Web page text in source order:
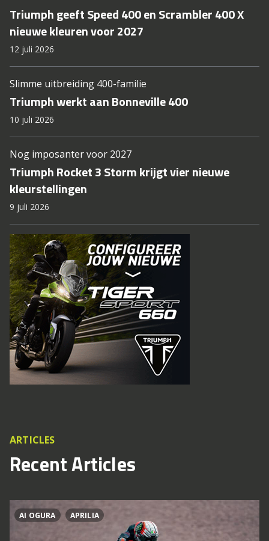
Triumph geeft Speed 400 en Scrambler 400 X
nieuwe kleuren voor 2027
12 juli 2026
Slimme uitbreiding 400-familie
Triumph werkt aan Bonneville 400
10 juli 2026
Nog imposanter voor 2027
Triumph Rocket 3 Storm krijgt vier nieuwe
kleurstellingen
9 juli 2026
ARTICLES
Recent Articles
AI OGURA APRILIA